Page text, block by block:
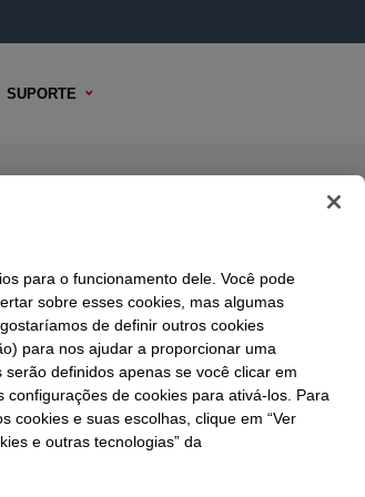
SUPORTE
Resin
OPÇÕES DE COMPRA
para o funcionamento dele. Você pode
sobre esses cookies, mas algumas
de definir outros cookies
para nos ajudar a proporcionar uma
definidos apenas se você clicar em
configurações de cookies para ativá-los. Para
cookies e suas escolhas, clique em “Ver
e outras tecnologias” da